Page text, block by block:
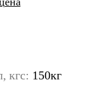
кгс: 150кг